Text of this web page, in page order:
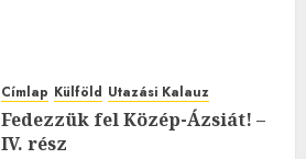
Címlap Külföld Utazási Kalauz
Fedezzük fel Közép-Ázsiát! –
IV. rész